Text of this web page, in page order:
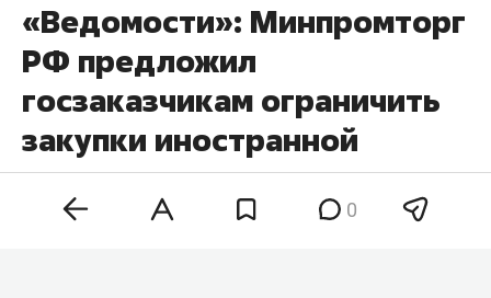
«Ведомости»: Минпромторг
РФ предложил
госзаказчикам ограничить
закупки иностранной
электроники
0